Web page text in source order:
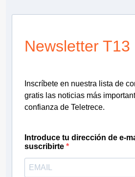
Newsletter T13
Inscríbete en nuestra lista de
gratis las noticias más
confianza de Teletrece.
Introduce tu dirección de e-
suscribirte